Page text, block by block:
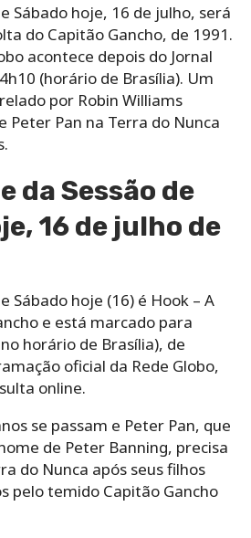
Sábado hoje, 16 de julho, será
do Capitão Gancho, de 1991.
acontece depois do Jornal
(horário de Brasília). Um
por Robin Williams
Peter Pan na Terra do Nunca
da Sessão de
16 de julho de
Sábado hoje (16) é Hook – A
e está marcado para
horário de Brasília), de
oficial da Rede Globo,
online.
se passam e Peter Pan, que
de Peter Banning, precisa
do Nunca após seus filhos
pelo temido Capitão Gancho